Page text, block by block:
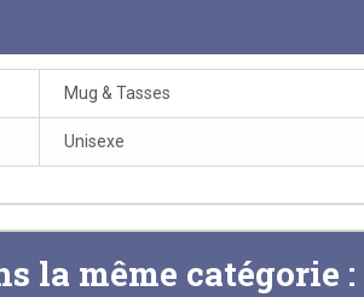
Mug & Tasses
Unisexe
la même catégorie :